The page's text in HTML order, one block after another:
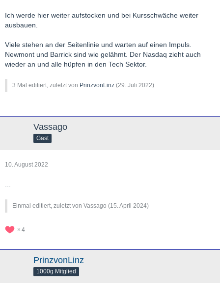
Ich werde hier weiter aufstocken und bei Kursschwäche weiter
ausbauen.
Viele stehen an der Seitenlinie und warten auf einen Impuls.
Newmont und Barrick sind wie gelähmt. Der Nasdaq zieht auch
wieder an und alle hüpfen in den Tech Sektor.
3 Mal editiert, zuletzt von PrinzvonLinz (29. Juli 2022)
Vassago
Gast
10. August 2022
Einmal editiert, zuletzt von Vassago (15. April 2024)
4
PrinzvonLinz
1000g Mitglied